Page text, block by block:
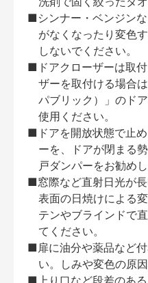
■シンナー・ベンジン
がなくなったり変色
しないでください。
■ドアクローザーは取
ザーを取付ける場合
パブリック）」のド
使用ください。
■ドアを開放状態で止
ーを、ドアが閉まる
戸ダンパーをお勧めし
■窓際など直射日光が長
表面の日焼けによる
テンやブラインドで
てください。
■扉に油分や薬品など
い。しみや変色の原因